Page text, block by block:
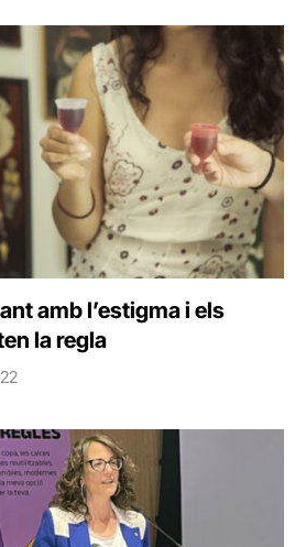
amb l’estigma i els
la regla